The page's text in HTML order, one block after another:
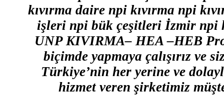
kıvırma daire npi kıvırma npi
işleri npi bük çeşitleri İzmir npi
UNP KIVIRMA– HEA –HEB
biçimde yapmaya çalışırız ve
Türkiye’nin her yerine ve
hizmet veren şirketimiz